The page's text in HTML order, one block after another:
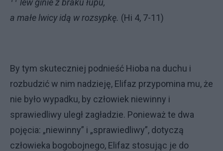
a małe lwicy idą w rozsypkę. (Hi 4, 7-11)
By tym skuteczniej podnieść Hio­ba na duchu i
rozbudzić w nim na­dzieję, Elifaz przypomina mu, że
nie było wypadku, by człowiek niewinny i
sprawiedliwy uległ zagładzie. Ponie­waż te dwa
pojęcia: „niewinny” i „sprawiedliwy”, dotyczą
człowieka bo­gobojnego, Elifaz stosując je do